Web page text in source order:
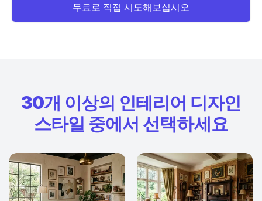
무료로 직접 시도해보십시오
30개 이상의 인테리어 디자인
스타일 중에서 선택하세요